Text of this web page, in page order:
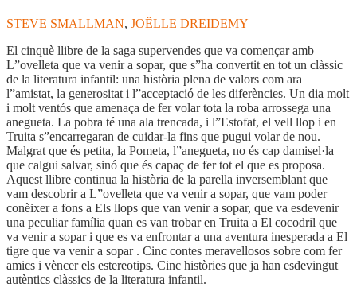
STEVE SMALLMAN, JOËLLE DREIDEMY
El cinquè llibre de la saga supervendes que va començar amb
L”ovelleta que va venir a sopar, que s”ha convertit en tot un clàssic
de la literatura infantil: una història plena de valors com ara
l”amistat, la generositat i l”acceptació de les diferències. Un dia molt
i molt ventós que amenaça de fer volar tota la roba arrossega una
anegueta. La pobra té una ala trencada, i l”Estofat, el vell llop i en
Truita s”encarregaran de cuidar-la fins que pugui volar de nou.
Malgrat que és petita, la Pometa, l”anegueta, no és cap damisel·la
que calgui salvar, sinó que és capaç de fer tot el que es proposa.
Aquest llibre continua la història de la parella inversemblant que
vam descobrir a L”ovelleta que va venir a sopar, que vam poder
conèixer a fons a Els llops que van venir a sopar, que va esdevenir
una peculiar família quan es van trobar en Truita a El cocodril que
va venir a sopar i que es va enfrontar a una aventura inesperada a El
tigre que va venir a sopar . Cinc contes meravellosos sobre com fer
amics i vèncer els estereotips. Cinc històries que ja han esdevingut
autèntics clàssics de la literatura infantil.